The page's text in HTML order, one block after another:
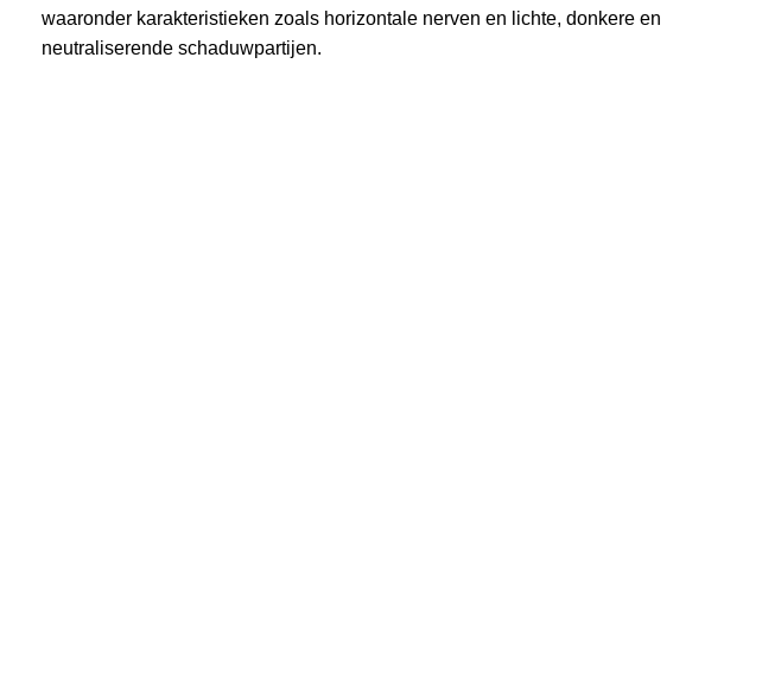
waaronder karakteristieken zoals horizontale nerven en lichte, donkere en
neutraliserende schaduwpartijen.